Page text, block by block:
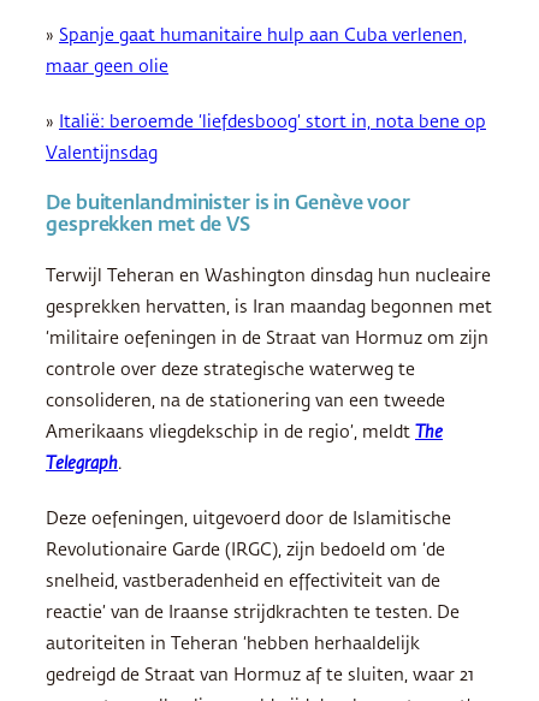
» Spanje gaat humanitaire hulp aan Cuba verlenen,
maar geen olie
»
Italië: beroemde ‘liefdesboog’ stort in, nota bene op
Valentijnsdag
De buitenlandminister is in Genève voor
gesprekken met de VS
Terwijl Teheran en Washington dinsdag hun nucleaire
gesprekken hervatten, is Iran maandag begonnen met
‘militaire oefeningen in de Straat van Hormuz om zijn
controle over deze strategische waterweg te
consolideren, na de stationering van een tweede
Amerikaans vliegdekschip in de regio’, meldt The
Telegraph.
Deze oefeningen, uitgevoerd door de Islamitische
Revolutionaire Garde (IRGC), zijn bedoeld om ‘de
snelheid, vastberadenheid en effectiviteit van de
reactie’ van de Iraanse strijdkrachten te testen. De
autoriteiten in Teheran ‘hebben herhaaldelijk
gedreigd de Straat van Hormuz af te sluiten, waar 21